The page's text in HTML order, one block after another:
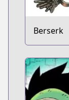
Berserk